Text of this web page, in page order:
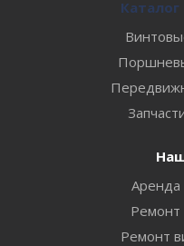
Аренда
Ремонт
Ремонт